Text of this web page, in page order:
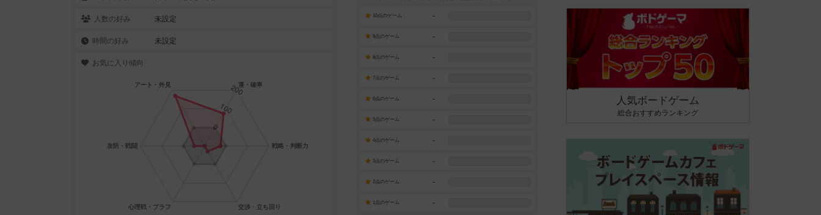
人数の好み 未設定
時間の好み 未設定
お気に入り傾向
10点のゲーム -
9点のゲーム -
8点のゲーム -
7点のゲーム -
6点のゲーム -
5点のゲーム -
4点のゲーム -
3点のゲーム -
2点のゲーム -
1点のゲーム -
人気ボードゲーム
総合おすすめランキング